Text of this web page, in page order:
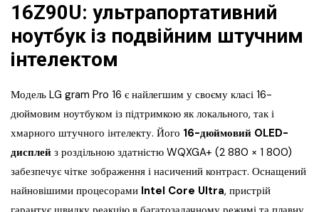
16Z90U: ультрапортативний
ноутбук із подвійним штучним
інтелектом
Модель LG gram Pro 16 є найлегшим у своєму класі 16-
дюймовим ноутбуком із підтримкою як локального, так і
хмарного штучного інтелекту. Його 16-дюймовий OLED-
дисплей з роздільною здатністю WQXGA+ (2 880 × 1 800)
забезпечує чітке зображення і насичений контраст. Оснащений
найновішими процесорами Intel Core Ultra, пристрій